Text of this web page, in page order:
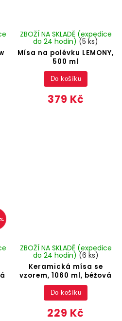
Mísa na polévku LEMONY,
500 ml
ZBOŽÍ NA SKLADĚ (expedice
do 24 hodin) (5 ks)
379 Kč
Do košíku
Keramická mísa se
vzorem, 1060 ml, béžová
ZBOŽÍ NA SKLADĚ (expedice
do 24 hodin) (6 ks)
229 Kč
Do košíku